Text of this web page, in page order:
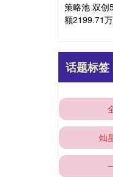
策略池 双创
额2199.71
话题标签
灿